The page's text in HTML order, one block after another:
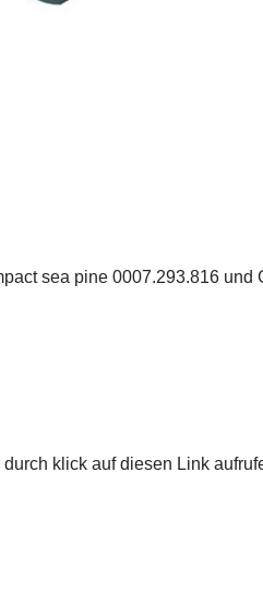
sea pine 0007.293.816 und
klick auf diesen Link